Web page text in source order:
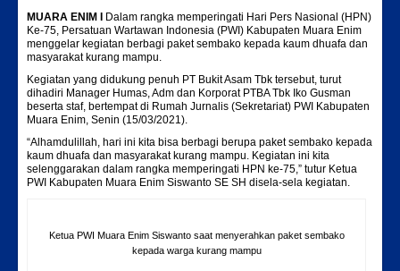
MUARA ENIM I
Dalam rangka memperingati Hari Pers Nasional (HPN)
Ke-75, Persatuan Wartawan Indonesia (PWI) Kabupaten Muara Enim
menggelar kegiatan berbagi paket sembako kepada kaum dhuafa dan
masyarakat kurang mampu.
Kegiatan yang didukung penuh PT Bukit Asam Tbk tersebut, turut
dihadiri Manager Humas, Adm dan Korporat PTBA Tbk Iko Gusman
beserta staf, bertempat di Rumah Jurnalis (Sekretariat) PWI Kabupaten
Muara Enim, Senin (15/03/2021).
“Alhamdulillah, hari ini kita bisa berbagi berupa paket sembako kepada
kaum dhuafa dan masyarakat kurang mampu. Kegiatan ini kita
selenggarakan dalam rangka memperingati HPN ke-75,” tutur Ketua
PWI Kabupaten Muara Enim Siswanto SE SH disela-sela kegiatan.
Ketua PWI Muara Enim Siswanto saat menyerahkan paket sembako
kepada warga kurang mampu